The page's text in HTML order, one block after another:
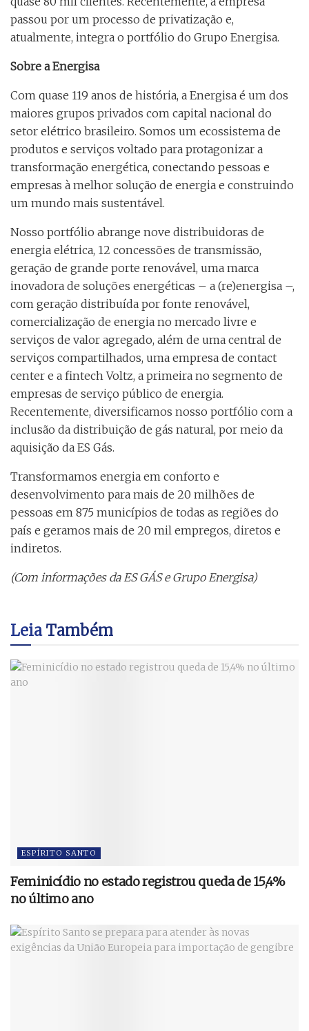
passou por um processo de privatização e,
atualmente, integra o portfólio do Grupo Energisa.
Sobre a Energisa
Com quase 119 anos de história, a Energisa é um dos
maiores grupos privados com capital nacional do
setor elétrico brasileiro. Somos um ecossistema de
produtos e serviços voltado para protagonizar a
transformação energética, conectando pessoas e
empresas à melhor solução de energia e construindo
um mundo mais sustentável.
Nosso portfólio abrange nove distribuidoras de
energia elétrica, 12 concessões de transmissão,
geração de grande porte renovável, uma marca
inovadora de soluções energéticas – a (re)energisa –,
com geração distribuída por fonte renovável,
comercialização de energia no mercado livre e
serviços de valor agregado, além de uma central de
serviços compartilhados, uma empresa de contact
center e a fintech Voltz, a primeira no segmento de
empresas de serviço público de energia.
Recentemente, diversificamos nosso portfólio com a
inclusão da distribuição de gás natural, por meio da
aquisição da ES Gás.
Transformamos energia em conforto e
desenvolvimento para mais de 20 milhões de
pessoas em 875 municípios de todas as regiões do
país e geramos mais de 20 mil empregos, diretos e
indiretos.
(Com informações da ES GÁS e Grupo Energisa)
LeiaTambém
ESPÍRITO SANTO
Feminicídio no estado registrou queda de 15,4%
no último ano